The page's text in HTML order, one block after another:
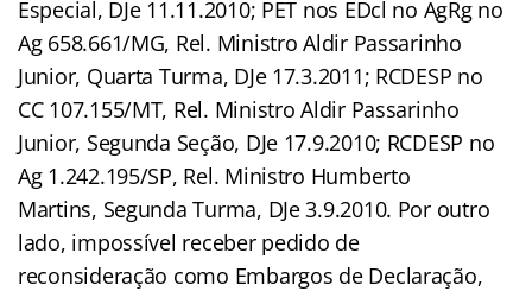
Especial, DJe 11.11.2010; PET nos EDcl no AgRg no
Ag 658.661/MG, Rel. Ministro Aldir Passarinho
Junior, Quarta Turma, DJe 17.3.2011; RCDESP no
CC 107.155/MT, Rel. Ministro Aldir Passarinho
Junior, Segunda Seção, DJe 17.9.2010; RCDESP no
Ag 1.242.195/SP, Rel. Ministro Humberto
Martins, Segunda Turma, DJe 3.9.2010. Por outro
lado, impossível receber pedido de
reconsideração como Embargos de Declaração,